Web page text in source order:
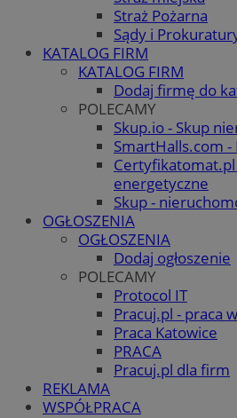
Straż Pożarna
Sądy i
KATALOG FIRM
KATALOG FIRM
Dodaj firmę do
POLECAMY
Skup.io - Skup
SmartHalls.com
energetyczne
Skup -
OGŁOSZENIA
OGŁOSZENIA
Dodaj ogłoszenie
POLECAMY
Protocol IT
Pracuj.pl - praca
Praca Katowice
PRACA
Pracuj.pl dla firm
REKLAMA
WSPÓŁPRACA